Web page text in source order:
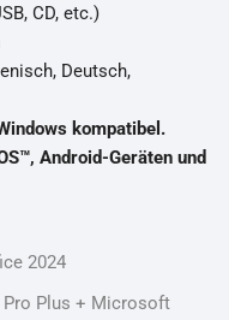
CD, etc.)
Deutsch,
kompatibel.
Android-Geräten und
2024
Plus + Microsoft